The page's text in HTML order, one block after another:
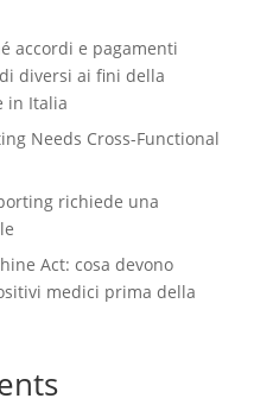
accordi e pagamenti
diversi ai fini della
in Italia
Needs Cross-Functional
richiede una
Act: cosa devono
medici prima della